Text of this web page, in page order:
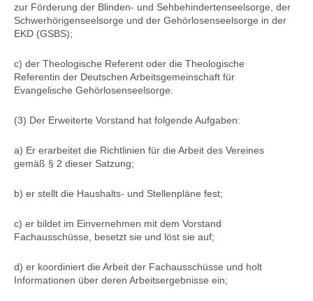
zur Förderung der Blinden- und Sehbehindertenseelsorge, der
Schwerhörigenseelsorge und der Gehörlosenseelsorge in der
EKD (GSBS);
c) der Theologische Referent oder die Theologische
Referentin der Deutschen Arbeitsgemeinschaft für
Evangelische Gehörlosenseelsorge.
(3) Der Erweiterte Vorstand hat folgende Aufgaben:
a) Er erarbeitet die Richtlinien für die Arbeit des Vereines
gemäß § 2 dieser Satzung;
b) er stellt die Haushalts- und Stellenpläne fest;
c) er bildet im Einvernehmen mit dem Vorstand
Fachausschüsse, besetzt sie und löst sie auf;
d) er koordiniert die Arbeit der Fachausschüsse und holt
Informationen über deren Arbeitsergebnisse ein;